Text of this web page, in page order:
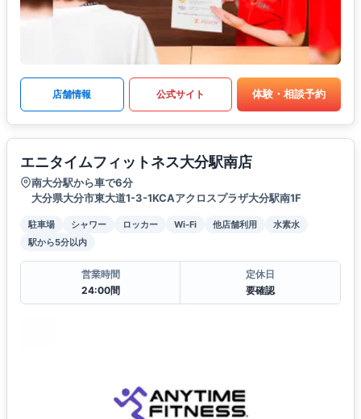
店舗情報 公式サイト 体験・相談予約
エニタイムフィットネス大分駅南店
南大分駅から車で6分
大分県大分市東大道1-3-1KCAアクロスプラザ大分駅南1F
駐車場 シャワー ロッカー Wi-Fi 他店舗利用
水素水
駅から5分以内
営業時間
24:00間
定休日
要確認